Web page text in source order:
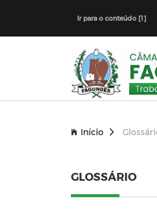
Ir para o conteúdo [1]
Início
GLOSSÁRIO